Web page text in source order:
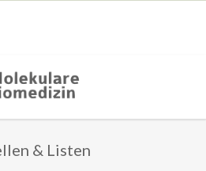
& Listen